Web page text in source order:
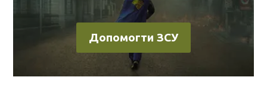
Допомогти ЗСУ